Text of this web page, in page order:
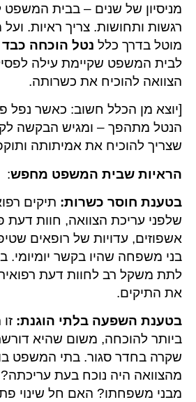
מניסיון של שנים – בבית
רגשות ותחושות. צריך ראיות.
מוטל בדרך כלל נטל הוכחה כבד
לבית המשפט שקיימת עילה
הצוואה להוכיח את כשרותה.
[יוצא מן הכלל חשוב: כאשר נפל
הנטל מתהפך – ומגיש הבקשה
שצריך להוכיח את אמיתותה
הראיות שבית המשפט מחפש:
בטענת חוסר כשרות: תיקים
שלפני עריכת הצוואה, חוות דעת
אשפוזים, עדויות של רופאים
בני משפחה שהיו בקשר יומיומי.
לתת משקל רב לחוות דעת
את התיקים.
בטענת השפעה בלתי הוגנת:
ביותר להוכחה, משום שהיא
שקרה בחדר סגור. בתי המשפט
מהצוואה היה נוכח בעת
מבני משפחתו? האם חל שינוי